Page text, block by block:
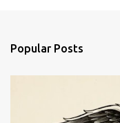
Popular Posts